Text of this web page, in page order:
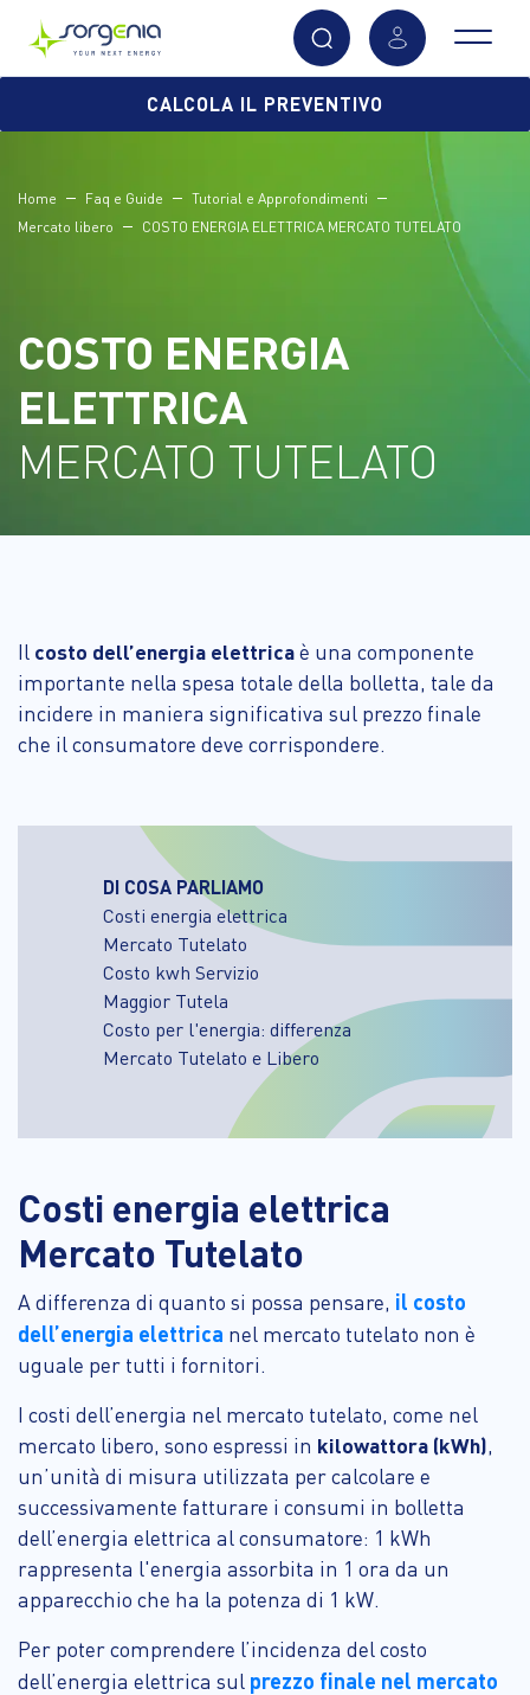
Home Faq e Guide
Tutorial e Approfondimenti
Mercato libero
COSTO ENERGIA ELETTRICA MERCATO TUTELATO
COSTO ENERGIA
ELETTRICA
MERCATO TUTELATO
CALCOLA IL PREVENTIVO
Il costo dell’energia elettricaè una componente
importante nella spesa totale della bolletta, tale da
incidere in maniera significativa sul prezzo finale
che il consumatore deve corrispondere.
DI COSA PARLIAMO
Costi energia elettrica
Mercato Tutelato
Costo kwh Servizio
Maggior Tutela
Costo per l'energia: differenza
Mercato Tutelato e Libero
Costi energia elettrica
Mercato Tutelato
A differenza di quanto si possa pensare, il costo
dell’energia elettrica nel mercato tutelato non è
uguale per tutti i fornitori.
I costi dell’energia nel mercato tutelato, come nel
mercato libero, sono espressi in kilowattora (kWh),
un’unità di misura utilizzata per calcolare e
successivamente fatturare i consumi in bolletta
dell’energia elettrica al consumatore: 1 kWh
rappresenta l'energia assorbita in 1 ora da un
apparecchio che ha la potenza di 1 kW.
Per poter comprendere l’incidenza del costo
dell’energia elettrica sul prezzo finale nel mercato